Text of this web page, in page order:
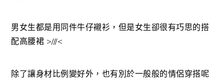
男女生都是用同件牛仔襯衫，但是女生卻很有巧思的搭
配高腰裙 >///<
除了讓身材比例變好外，也有別於一般般的情侶穿搭呢